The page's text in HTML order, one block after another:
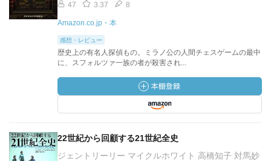
47 3.37 8
Amazon.co.jp・本
感想・レビュー
歴史上の有名人探偵もの。ミラノ公の人間チェスゲームの最中
に、スフォルツァ一族の者が殺害され...
22世紀から回顧する21世紀全史
ジェントリーリー マイクルホワイト 高橋知子 対馬妙